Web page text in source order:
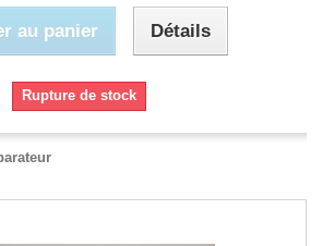
au panier Détails
Rupture de stock